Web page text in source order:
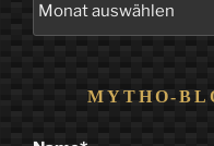
MYTHO-